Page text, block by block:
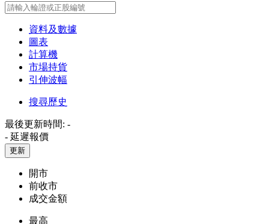
資料及數據
圖表
計算機
市場持貨
引伸波幅
搜尋歷史
最後更新時間: -
- 延遲報價
更新
開市
前收市
成交金額
最高